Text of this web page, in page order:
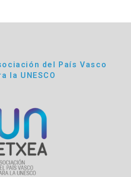
del País Vasco
la UNESCO